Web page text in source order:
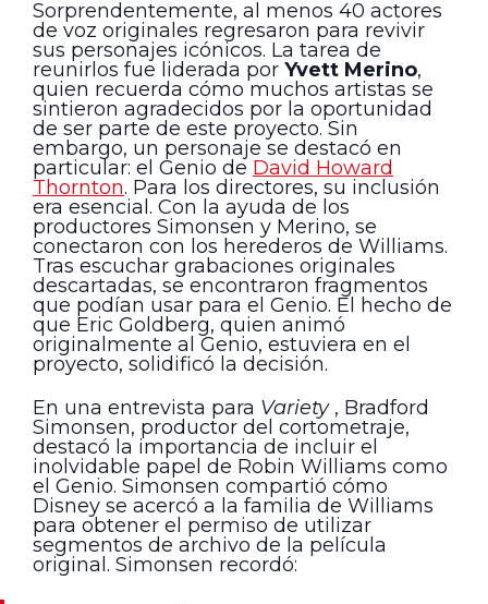
Sorprendentemente, al menos 40 actores
de voz originales regresaron para revivir
sus personajes icónicos. La tarea de
reunirlos fue liderada por Yvett Merino,
quien recuerda cómo muchos artistas se
sintieron agradecidos por la oportunidad
de ser parte de este proyecto. Sin
embargo, un personaje se destacó en
particular: el Genio de David Howard
Thornton. Para los directores, su inclusión
era esencial. Con la ayuda de los
productores Simonsen y Merino, se
conectaron con los herederos de Williams.
Tras escuchar grabaciones originales
descartadas, se encontraron fragmentos
que podían usar para el Genio. El hecho de
que Eric Goldberg, quien animó
originalmente al Genio, estuviera en el
proyecto, solidificó la decisión.
En una entrevista para Variety, Bradford
Simonsen, productor del cortometraje,
destacó la importancia de incluir el
inolvidable papel de Robin Williams como
el Genio. Simonsen compartió cómo
Disney se acercó a la familia de Williams
para obtener el permiso de utilizar
segmentos de archivo de la película
original. Simonsen recordó: